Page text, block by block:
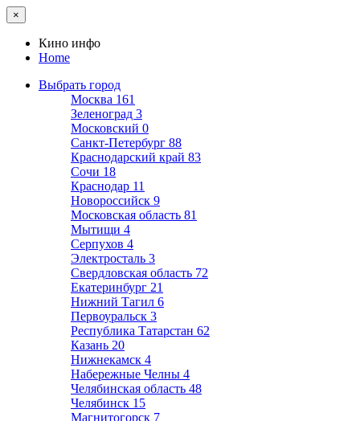
×
Кино инфо
Home
Выбрать город
Москва 161
Зеленоград 3
Московский 0
Санкт-Петербург 88
Краснодарский край 83
Сочи 18
Краснодар 11
Новороссийск 9
Московская область 81
Мытищи 4
Серпухов 4
Электросталь 3
Свердловская область 72
Екатеринбург 21
Нижний Тагил 6
Первоуральск 3
Республика Татарстан 62
Казань 20
Нижнекамск 4
Набережные Челны 4
Челябинская область 48
Челябинск 15
Магнитогорск 7